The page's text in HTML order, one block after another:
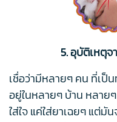
5. อุบัติเหตุ
เชื่อว่ามีหลายๆ คน ที่เป็
อยู่ในหลายๆ บ้าน หลาย
ใส่ใจ แค่ใส่ยาเฉยๆ แต่มั